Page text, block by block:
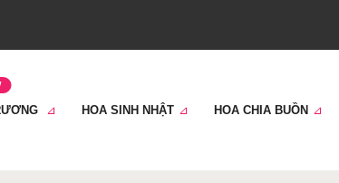
HOA SINH NHẬT HOA CHIA BUỒN